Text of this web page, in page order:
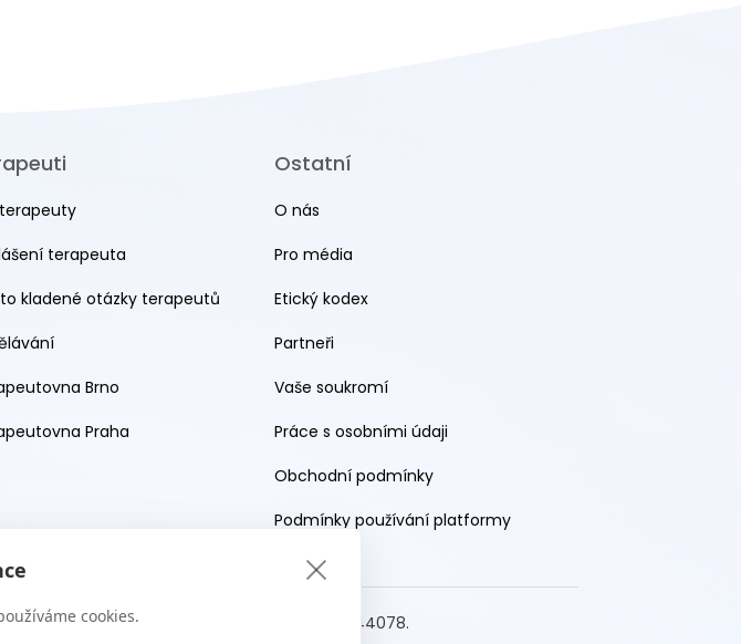
cookies.
terapeuta
kladené otázky terapeutů
Brno
Praha
Ostatní
O nás
Pro média
Etický kodex
Partneři
Vaše soukromí
Práce s osobními údaji
Obchodní podmínky
Podmínky používání platformy
Web provozuje Terapie CZ s.r.o. IČO: 19644078.